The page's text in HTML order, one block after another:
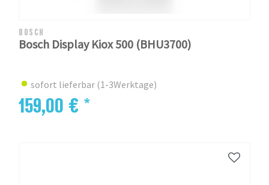
BOSCH
Bosch Display Kiox 500 (BHU3700)
sofort lieferbar (1-3Werktage)
159,00 € *